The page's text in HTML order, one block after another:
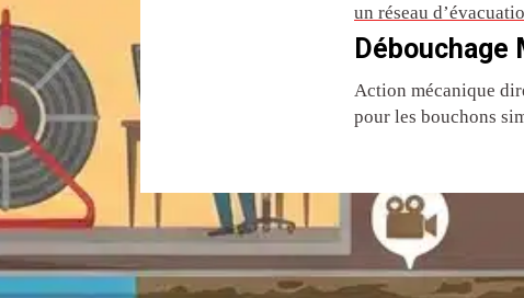
un réseau
Débouchage
Action mécanique
pour les bouchons